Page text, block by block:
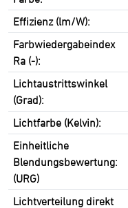
Effizienz (lm/W):
Farbwiedergabeindex
Ra (-):
Lichtaustrittswinkel
(Grad):
Lichtfarbe (Kelvin):
Einheitliche
Blendungsbewertung:
(URG)
Lichtverteilung direkt